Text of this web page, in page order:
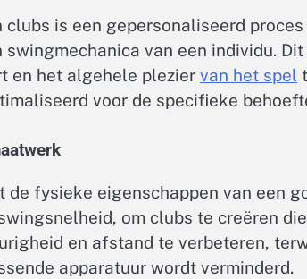
clubs is een gepersonaliseerd
van een individu.
en het algehele plezier van het spel
voor de specifieke
de fysieke eigenschappen van een
om clubs te creëren
en afstand te verbeteren,
apparatuur wordt verminderd.